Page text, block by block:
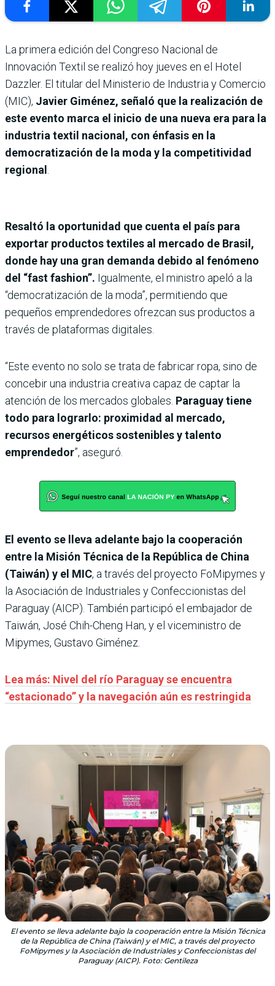
La primera edición del Congreso Nacional de
Innovación Textil se realizó hoy jueves en el Hotel
Dazzler. El titular del Ministerio de Industria y Comercio
(MIC), Javier Giménez, señaló que la realización de
este evento marca el inicio de una nueva era para la
industria textil nacional, con énfasis en la
democratización de la moda y la competitividad
regional
Resaltó la oportunidad que cuenta el país para
exportar productos textiles al mercado de Brasil,
donde hay una gran demanda debido al fenómeno
del “fast fashion”. Igualmente, el ministro apeló a la
“democratización de la moda”, permitiendo que
pequeños emprendedores ofrezcan sus productos a
través de plataformas digitales.
“Este evento no solo se trata de fabricar ropa, sino de
concebir una industria creativa capaz de captar la
atención de los mercados globales. Paraguay tiene
todo para lograrlo: proximidad al mercado,
recursos energéticos sostenibles y talento
emprendedor”, aseguró.
El evento se lleva adelante bajo la cooperación
entre la Misión Técnica de la República de China
(Taiwán) y el MIC, a través del proyecto FoMipymes y
la Asociación de Industriales y Confeccionistas del
Paraguay (AICP). También participó el embajador de
Taiwán, José Chih-Cheng Han, y el viceministro de
Mipymes, Gustavo Giménez.
Lea más: Nivel del río Paraguay se encuentra
“estacionado” y la navegación aún es restringida
El evento se lleva adelante bajo la cooperación entre la Misión Técnica
de la República de China (Taiwán) y el MIC, a través del proyecto
FoMipymes y la Asociación de Industriales y Confeccionistas del
Paraguay (AICP). Foto: Gentileza